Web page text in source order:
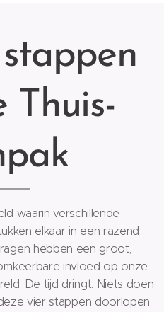
Thuis-
waarin verschillende
elkaar in een razend
hebben een groot,
invloed op onze
De tijd dringt. Niets doen
vier stappen doorlopen,